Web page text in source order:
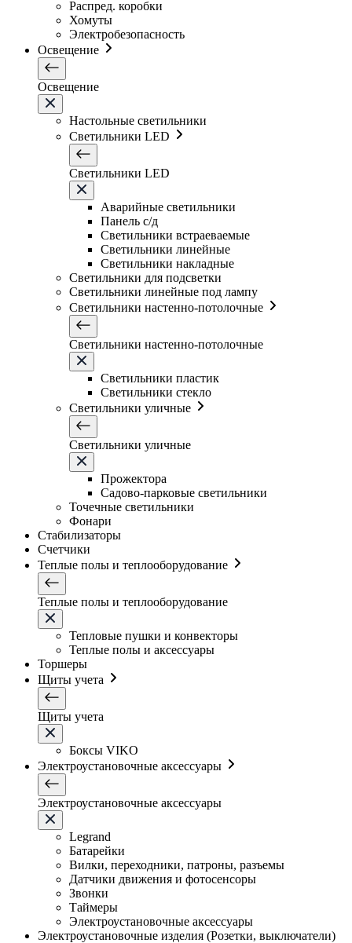
Распред. коробки
Хомуты
Электробезопасность
Освещение
Освещение
Настольные светильники
Светильники LED
Светильники LED
Аварийные светильники
Панель с/д
Светильники встраеваемые
Светильники линейные
Светильники накладные
Светильники для подсветки
Светильники линейные под лампу
Светильники настенно-потолочные
Светильники настенно-потолочные
Светильники плаcтик
Светильники стекло
Светильники уличные
Светильники уличные
Прожектора
Садово-парковые светильники
Точечные светильники
Фонари
Стабилизаторы
Счетчики
Теплые полы и теплооборудование
Теплые полы и теплооборудование
Тепловые пушки и конвекторы
Теплые полы и аксессуары
Торшеры
Щиты учета
Щиты учета
Боксы VIKO
Электроустановочные аксессуары
Электроустановочные аксессуары
Legrand
Батарейки
Вилки, переходники, патроны, разъемы
Датчики движения и фотосенсоры
Звонки
Таймеры
Электроустановочные аксессуары
Электроустановочные изделия (Розетки, выключатели)